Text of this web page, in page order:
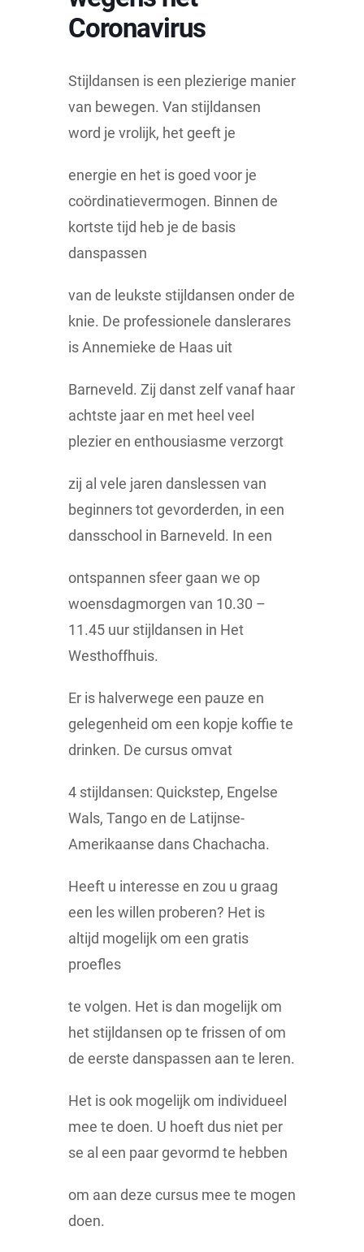
Coronavirus
Stijldansen is een plezierige manier
van bewegen. Van stijldansen
word je vrolijk, het geeft je
energie en het is goed voor je
coördinatievermogen. Binnen de
kortste tijd heb je de basis
danspassen
van de leukste stijldansen onder de
knie. De professionele danslerares
is Annemieke de Haas uit
Barneveld. Zij danst zelf vanaf haar
achtste jaar en met heel veel
plezier en enthousiasme verzorgt
zij al vele jaren danslessen van
beginners tot gevorderden, in een
dansschool in Barneveld. In een
ontspannen sfeer gaan we op
woensdagmorgen van 10.30 –
11.45 uur stijldansen in Het
Westhoffhuis.
Er is halverwege een pauze en
gelegenheid om een kopje koffie te
drinken. De cursus omvat
4 stijldansen: Quickstep, Engelse
Wals, Tango en de Latijnse-
Amerikaanse dans Chachacha.
Heeft u interesse en zou u graag
een les willen proberen? Het is
altijd mogelijk om een gratis
proefles
te volgen. Het is dan mogelijk om
het stijldansen op te frissen of om
de eerste danspassen aan te leren.
Het is ook mogelijk om individueel
mee te doen. U hoeft dus niet per
se al een paar gevormd te hebben
om aan deze cursus mee te mogen
doen.